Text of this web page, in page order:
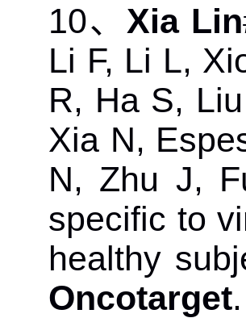
10、 Xia Lin
Li F, Li L,
R, Ha S,
Xia N,
N, Zhu J,
specific to
healthy
Oncotarget